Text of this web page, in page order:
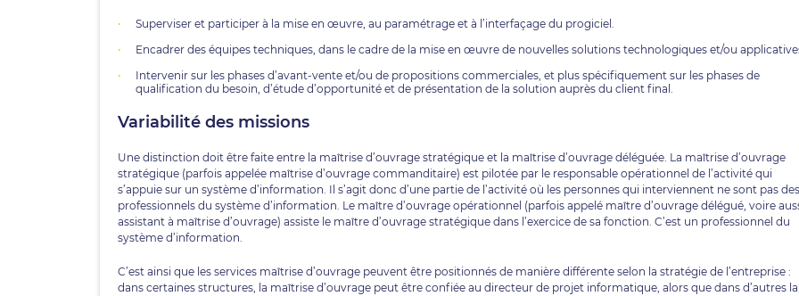
Superviser et participer à la mise en œuvre, au paramétrage et à l’interfaçage du progiciel.
Encadrer des équipes techniques, dans le cadre de la mise en œuvre de nouvelles solutions technologiques et/ou
Intervenir sur les phases d’avant-vente et/ou de propositions commerciales, et plus spécifiquement sur les phases de
qualification du besoin, d’étude d’opportunité et de présentation de la solution auprès du client final.
Variabilité des missions
Une distinction doit être faite entre la maîtrise d’ouvrage stratégique et la maîtrise d’ouvrage déléguée. La maîtrise d’ouvrage
stratégique (parfois appelée maîtrise d’ouvrage commanditaire) est pilotée par le responsable opérationnel de l’activité qui
s’appuie sur un système d’information. Il s’agit donc d’une partie de l’activité où les personnes qui interviennent ne sont pas des
professionnels du système d’information. Le maître d’ouvrage opérationnel (parfois appelé maître d’ouvrage délégué, voire
assistant à maîtrise d’ouvrage) assiste le maître d’ouvrage stratégique dans l’exercice de sa fonction. C’est un professionnel du
système d’information.
C’est ainsi que les services maîtrise d’ouvrage peuvent être positionnés de manière différente selon la stratégie de l’entreprise :
dans certaines structures, la maîtrise d’ouvrage peut être confiée au directeur de projet informatique, alors que dans d’autres la